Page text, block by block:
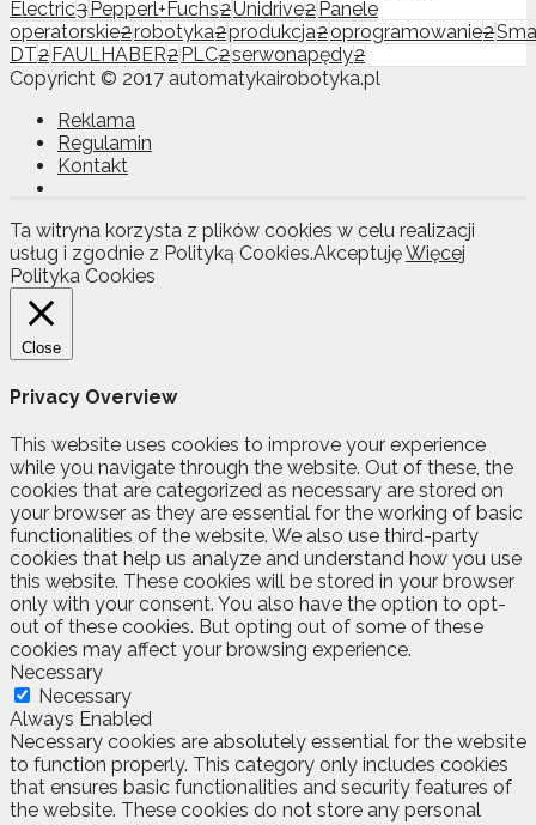
Electric3Pepperl+Fuchs2Unidrive2Panele
operatorskie2robotyka2produkcja2oprogramowanie2
DT2FAULHABER2PLC2serwonapędy2
Copyricht © 2017 automatykairobotyka.pl
Reklama
Regulamin
Kontakt
Ta witryna korzysta z plików cookies w celu realizacji
usług i zgodnie z Polityką Cookies.AkceptujęWięcej
Polityka Cookies
Close
Privacy Overview
This website uses cookies to improve your experience
while you navigate through the website. Out of these, the
cookies that are categorized as necessary are stored on
your browser as they are essential for the working of basic
functionalities of the website. We also use third-party
cookies that help us analyze and understand how you use
this website. These cookies will be stored in your browser
only with your consent. You also have the option to opt-
out of these cookies. But opting out of some of these
cookies may affect your browsing experience.
Necessary
Necessary
Always Enabled
Necessary cookies are absolutely essential for the website
to function properly. This category only includes cookies
that ensures basic functionalities and security features of
the website. These cookies do not store any personal